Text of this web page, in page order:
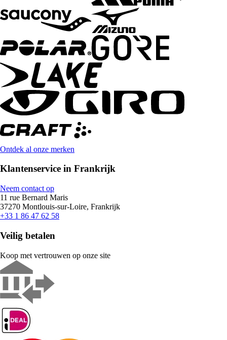
Ontdek al onze merken
Klantenservice in Frankrijk
Neem contact op
11 rue Bernard Maris
37270 Montlouis-sur-Loire, Frankrijk
+33 1 86 47 62 58
Veilig betalen
Koop met vertrouwen op onze site